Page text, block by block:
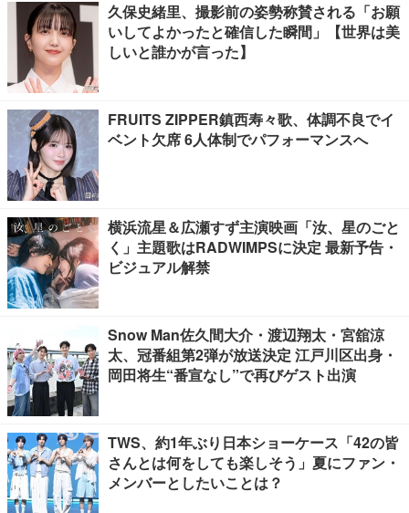
久保史緒里、撮影前の姿勢称賛される「お願
いしてよかったと確信した瞬間」【世界は美
しいと誰かが言った】
FRUITS ZIPPER鎮西寿々歌、体調不良でイ
ベント欠席 6人体制でパフォーマンスへ
横浜流星＆広瀬すず主演映画「汝、星のごと
く」主題歌はRADWIMPSに決定 最新予告・
ビジュアル解禁
Snow Man佐久間大介・渡辺翔太・宮舘涼
太、冠番組第2弾が放送決定 江戸川区出身・
岡田将生“番宣なし”で再びゲスト出演
TWS、約1年ぶり日本ショーケース「42の皆
さんとは何をしても楽しそう」夏にファン・
メンバーとしたいことは？